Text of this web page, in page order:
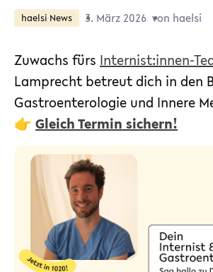
haelsi News 3. März 2026 von haelsi
Zuwachs fürs Internist:innen-
Lamprecht betreut dich in den
Gastroenterologie und Innere
👉 Gleich Termin sichern!